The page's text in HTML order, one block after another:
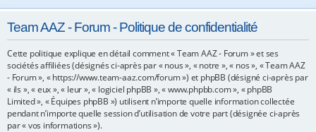
e
e
Team AAZ - Forum - Politique de confidentialité
Cette politique explique en détail comment « Team AAZ - Forum » et ses
sociétés affiliées (désignés ci-après par « nous », « notre », « nos », « Team AAZ
- Forum », « https://www.team-aaz.com/forum ») et phpBB (désigné ci-après par
« ils », « eux », « leur », « logiciel phpBB », « www.phpbb.com », « phpBB
Limited », « Équipes phpBB ») utilisent n’importe quelle information collectée
pendant n’importe quelle session d’utilisation de votre part (désignée ci-après
par « vos informations »).